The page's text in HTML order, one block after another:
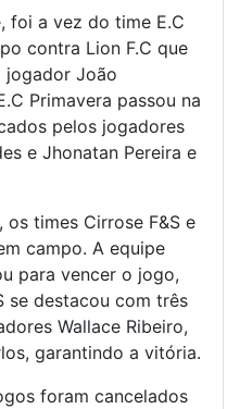
foi a vez do time E.C
contra Lion F.C que
jogador João
Primavera passou na
pelos jogadores
e Jhonatan Pereira e
times Cirrose F&S e
campo. A equipe
para vencer o jogo,
se destacou com três
Wallace Ribeiro,
garantindo a vitória.
foram cancelados